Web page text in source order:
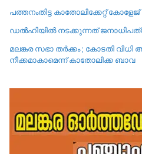
പത്തനംതിട്ട കാതോലിക്കേറ്റ്‌
ഡൽഹിയിൽ നടക്കുന്നത്
മലങ്കര സഭാ തർക്കം ; കോടതി
നീക്കമാകാമെന്ന് കാതോലിക്ക ബാവ